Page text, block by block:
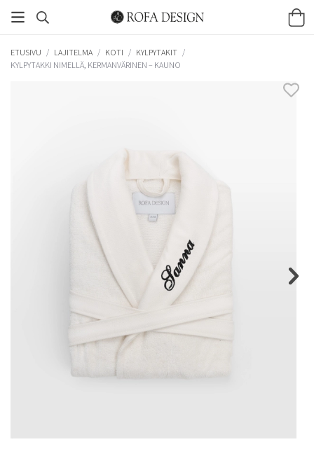
ETUSIVU / LAJITELMA / KOTI / KYLPYTAKIT /
KYLPYTAKKI NIMELLÄ, KERMANVÄRINEN – KAUNO